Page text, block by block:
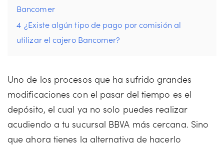
Bancomer
4 ¿Existe algún tipo de pago por comisión al
utilizar el cajero Bancomer?
Uno de los procesos que ha sufrido grandes
modificaciones con el pasar del tiempo es el
depósito, el cual ya no solo puedes realizar
acudiendo a tu sucursal BBVA más cercana. Sino
que ahora tienes la alternativa de hacerlo